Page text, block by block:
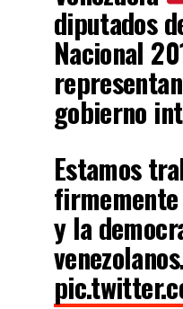
diputados
Nacional
gobierno
Estamos
y la